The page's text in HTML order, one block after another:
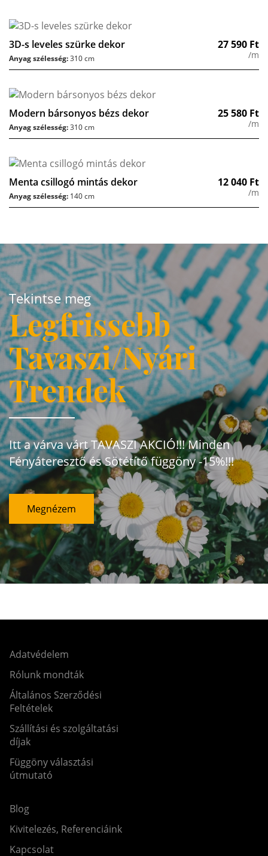
3D-s leveles szürke dekor 27 590 Ft
/m
Anyag szélesség:310 cm
Modern bársonyos bézs dekor 25 580 Ft
/m
Anyag szélesség:310 cm
Menta csillogó mintás dekor 12 040 Ft
/m
Anyag szélesség: 140 cm
Tekintse meg
Legfrissebb
Tavaszi/Nyári
Trendek
Itt a várva várt TAVASZI AKCIÓ!!! Minden
Fényáteresztő és Sötétítő függöny -15%!!!
Megnézem
Adatvédelem
Rólunk mondták
Általános Szerződési
Feltételek
Szállítási és szolgáltatási
díjak
Függöny választási
útmutató
Blog
Kivitelezés, Referenciáink
Kapcsolat